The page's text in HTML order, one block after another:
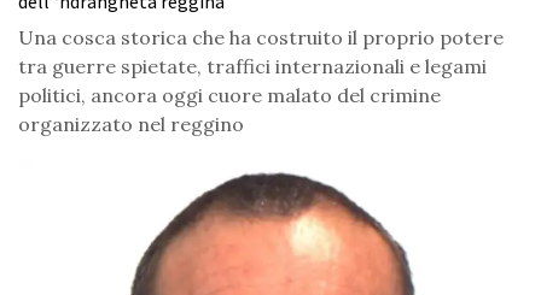
Una cosca storica che ha costruito il proprio potere
tra guerre spietate, traffici internazionali e legami
politici, ancora oggi cuore malato del crimine
organizzato nel reggino